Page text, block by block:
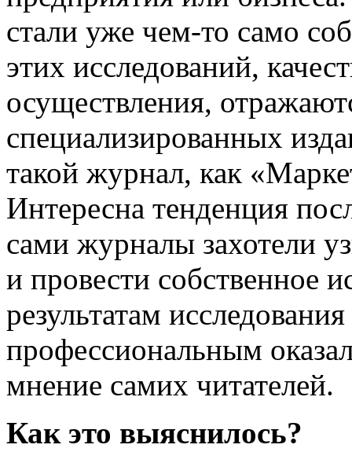
стали уже чем-то само
этих исследований,
осуществления,
специализированных
такой журнал, как
Интересна тенденция
сами журналы захотели
и провести собственное
результатам
профессиональным
мнение самих читателей.
Как это выяснилось?